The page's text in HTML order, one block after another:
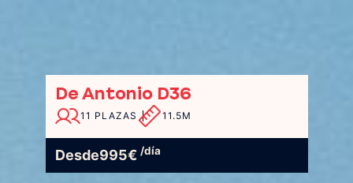
De Antonio D36
11 PLAZAS 11.5M
Desde995€ /día